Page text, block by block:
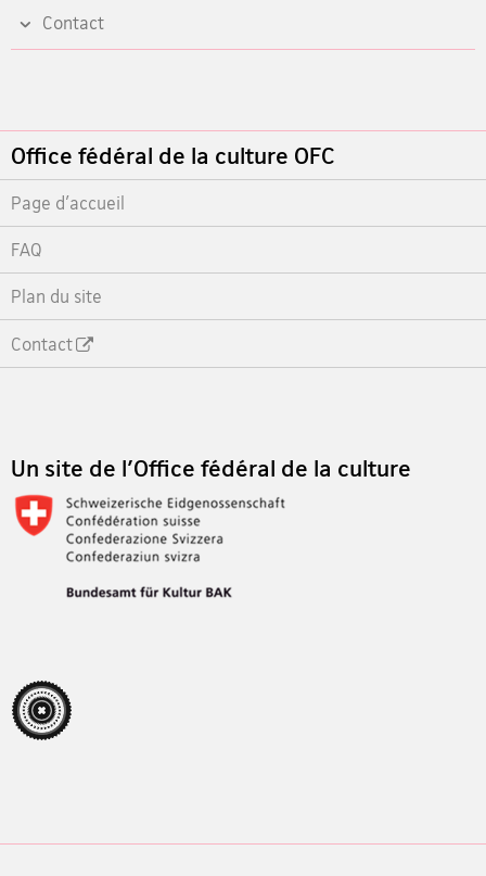
Contact
Footer
Office fédéral de la culture OFC
Page d'accueil
FAQ
Plan du site
Contact
Un site de l'Office fédéral de la culture